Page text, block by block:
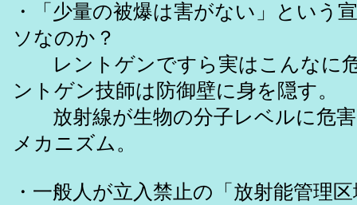
・「少量の被爆は害がない」という
ソなのか？
レントゲンですら実はこんなに
ントゲン技師は防御壁に身を隠す。
放射線が生物の分子レベルに危害
メカニズム。
・一般人が立入禁止の「放射能管理